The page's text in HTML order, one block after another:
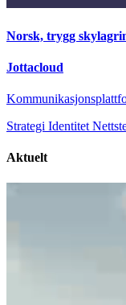
Norsk, trygg
Jottacloud
Strategi Identitet
Aktuelt